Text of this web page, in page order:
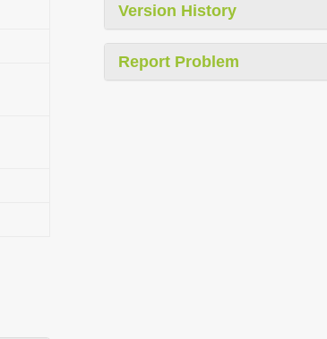
Version History
Report Problem